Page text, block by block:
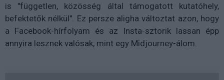
is "független, közösség által támogatott kutatóhely,
befektetők nélkül". Ez persze aligha változtat azon, hogy
a Facebook-hírfolyam és az Insta-sztorik lassan épp
annyira lesznek valósak, mint egy Midjourney-álom.